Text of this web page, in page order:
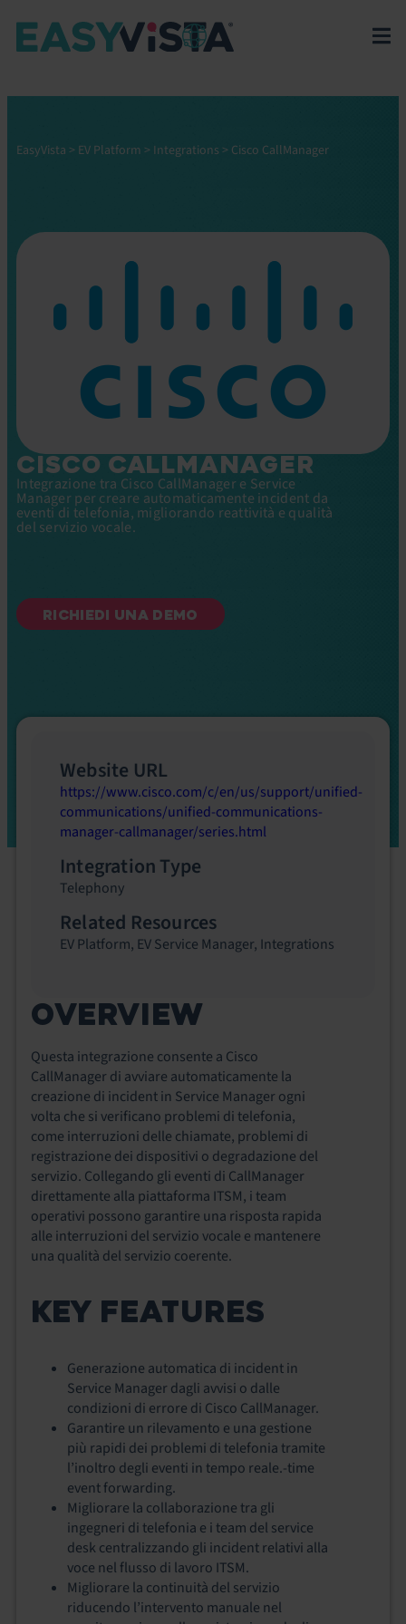
EasyVista > EV Platform > Integrations > Cisco CallManager
CISCO CALLMANAGER
Integrazione tra Cisco CallManager e Service
Manager per creare automaticamente incident da
eventi di telefonia, migliorando reattività e qualità
del servizio vocale.
RICHIEDI UNA DEMO
OVERVIEW
Questa integrazione consente a Cisco
CallManager di avviare automaticamente la
creazione di incident in Service Manager ogni
volta che si verificano problemi di telefonia,
come interruzioni delle chiamate, problemi di
registrazione dei dispositivi o degradazione del
servizio. Collegando gli eventi di CallManager
direttamente alla piattaforma ITSM, i team
operativi possono garantire una risposta rapida
alle interruzioni del servizio vocale e mantenere
una qualità del servizio coerente.
KEY FEATURES
Generazione automatica di incident in
Service Manager dagli avvisi o dalle
condizioni di errore di Cisco CallManager.
Garantire un rilevamento e una gestione
più rapidi dei problemi di telefonia tramite
l’inoltro degli eventi in tempo reale.‑time
event forwarding.
Migliorare la collaborazione tra gli
ingegneri di telefonia e i team del service
desk centralizzando gli incident relativi alla
voce nel flusso di lavoro ITSM.
Migliorare la continuità del servizio
riducendo l’intervento manuale nel
Website URL
https://www.cisco.com/c/en/us/support/unified-
communications/unified-communications-
manager-callmanager/series.html
Integration Type
Telephony
Related Resources
EV Platform, EV Service Manager, Integrations